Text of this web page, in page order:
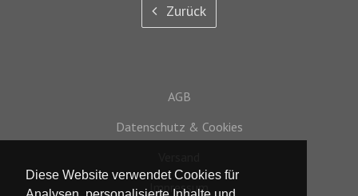
Diese Website verwendet Cookies für
Zurück
AGB
Datenschutz & Cookies
Impressum